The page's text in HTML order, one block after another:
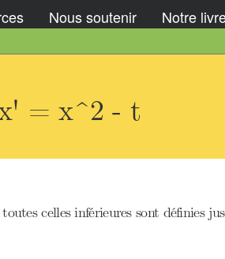
Nous soutenir Notre
x' = x^2 - t
celles inférieures sont définies